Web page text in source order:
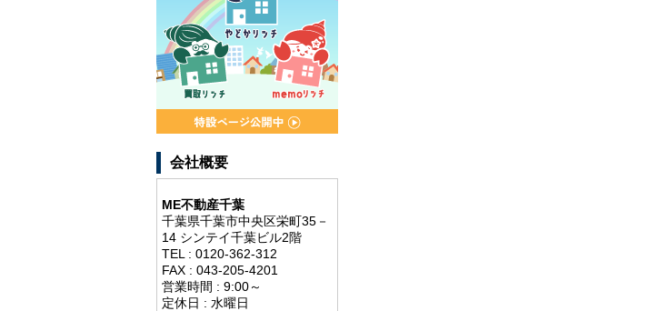
会社概要
ME不動産千葉
千葉県千葉市中央区栄町35－
14 シンテイ千葉ビル2階
TEL : 0120-362-312
FAX : 043-205-4201
営業時間 : 9:00～
定休日 : 水曜日